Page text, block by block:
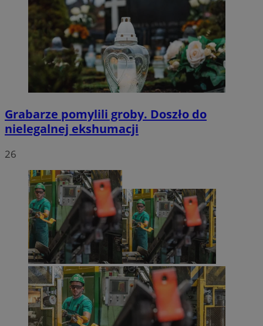
Grabarze pomylili groby. Doszło do
nielegalnej ekshumacji
26